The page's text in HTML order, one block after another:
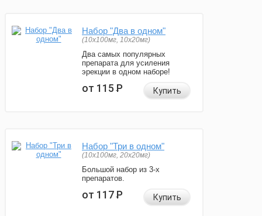
Набор "Два в одном"
(10x100мг, 10x20мг)
Два самых популярных
препарата для усиления
эрекции в одном наборе!
от 115Р Купить
Набор "Три в одном"
(10x100мг, 20x20мг)
Большой набор из 3-х
препаратов.
от 117Р Купить